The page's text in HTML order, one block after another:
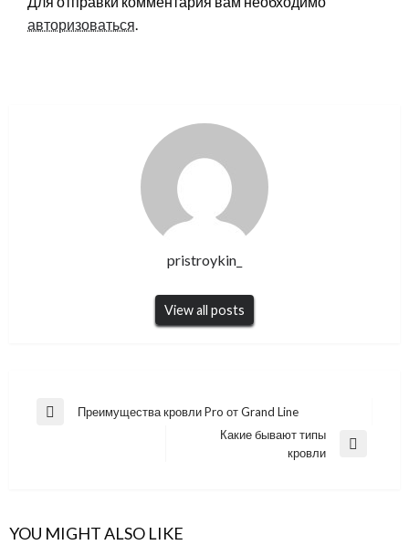
авторизоваться.
pristroykin_
View all posts
Навигация
Previous
Преимущества кровли Pro от Grand Line
Какие бывают типы
кровли
YOU MIGHT ALSO LIKE